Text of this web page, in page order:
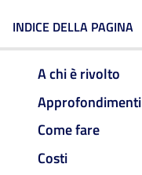
INDICE DELLA PAGINA
A chi è rivolto
Approfondimenti
Come fare
Costi